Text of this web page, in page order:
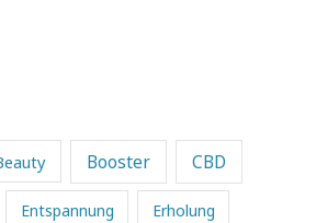
Booster CBD
Entspannung Erholung